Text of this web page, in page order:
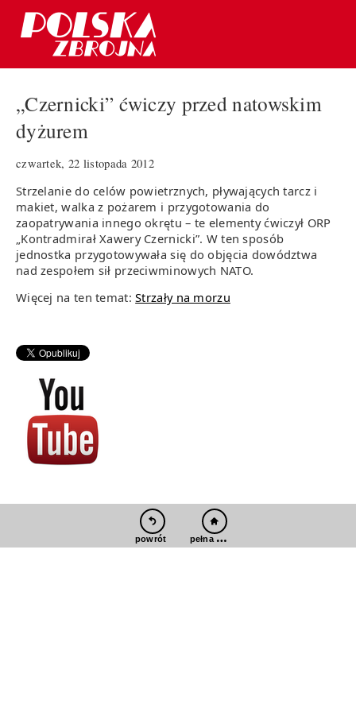
„Czernicki” ćwiczy przed natowskim
dyżurem
czwartek, 22 listopada 2012
Strzelanie do celów powietrznych, pływających tarcz i
makiet, walka z pożarem i przygotowania do
zaopatrywania innego okrętu – te elementy ćwiczył ORP
„Kontradmirał Xawery Czernicki”. W ten sposób
jednostka przygotowywała się do objęcia dowództwa
nad zespołem sił przeciwminowych NATO.
Więcej na ten temat:Strzały na morzu
powrót pełna wersja